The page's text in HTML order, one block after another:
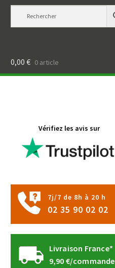
0,00 € 0 article
Vérifiez les avis sur
7j/7 de 8h à 20 h
02 35 90 02 02
Livraison France*
9,90 €/commande